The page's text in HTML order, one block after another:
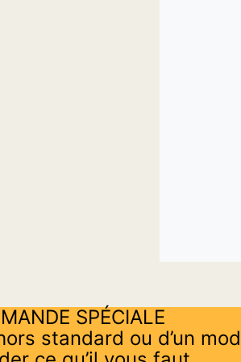
SPÉCIALE
standard ou d’un